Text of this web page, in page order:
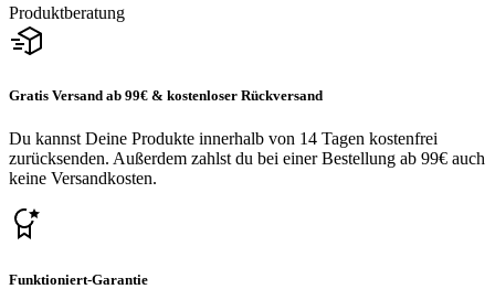
Produktberatung
Gratis Versand ab 99€ & kostenloser Rückversand
Du kannst Deine Produkte innerhalb von 14 Tagen kostenfrei
zurücksenden. Außerdem zahlst du bei einer Bestellung ab 99€ auch
keine Versandkosten.
Funktioniert-Garantie